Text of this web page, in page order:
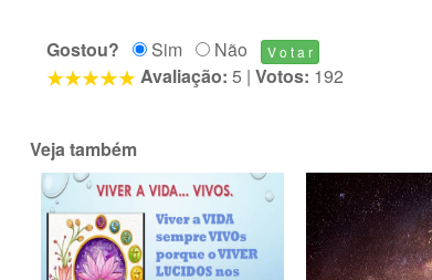
Gostou? Sim
Não
Avaliação: 5 | Votos: 192
Veja também